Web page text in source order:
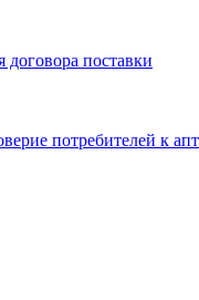
договора поставки
потребителей к